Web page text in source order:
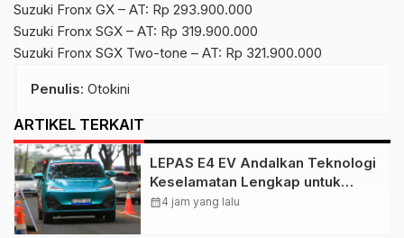
Suzuki Fronx GX – AT: Rp 293.900.000
Suzuki Fronx SGX – AT: Rp 319.900.000
Suzuki Fronx SGX Two-tone – AT: Rp 321.900.000
Penulis: Otokini
ARTIKEL TERKAIT
LEPAS E4 EV Andalkan Teknologi
Keselamatan Lengkap untuk
Tingkatkan Rasa Percaya Diri
calendar_month4 jam yang lalu